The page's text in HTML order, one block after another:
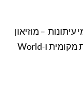
– מוזיאון
ארץ-ישראל, תל-אביב התערוכות עדות מקומית ו-World